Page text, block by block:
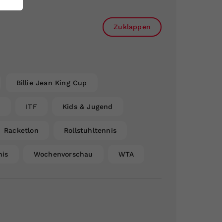
Zuklappen
Billie Jean King Cup
ITF Kids & Jugend
Racketlon Rollstuhltennis
Wochenvorschau WTA